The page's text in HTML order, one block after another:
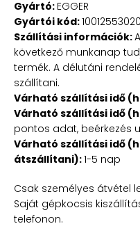
Gyártó: EGGER
Gyártói kód:10012553020
Szállítási információk:
következő munkanap
termék. A délutáni
szállítani.
Várható szállítási idő
Várható szállítási idő
pontos adat, beérkezés
Várható szállítási idő
átszállítani):1-5 nap
Csak személyes átvétel
Saját gépkocsis
telefonon.